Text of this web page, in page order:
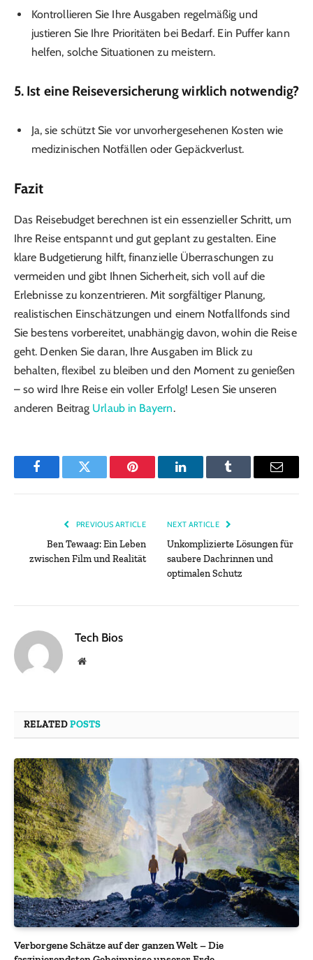
Kontrollieren Sie Ihre Ausgaben regelmäßig und
justieren Sie Ihre Prioritäten bei Bedarf. Ein Puffer kann
helfen, solche Situationen zu meistern.
5. Ist eine Reiseversicherung wirklich notwendig?
Ja, sie schützt Sie vor unvorhergesehenen Kosten wie
medizinischen Notfällen oder Gepäckverlust.
Fazit
Das Reisebudget berechnen ist ein essenzieller Schritt, um
Ihre Reise entspannt und gut geplant zu gestalten. Eine
klare Budgetierung hilft, finanzielle Überraschungen zu
vermeiden und gibt Ihnen Sicherheit, sich voll auf die
Erlebnisse zu konzentrieren. Mit sorgfältiger Planung,
realistischen Einschätzungen und einem Notfallfonds sind
Sie bestens vorbereitet, unabhängig davon, wohin die Reise
geht. Denken Sie daran, Ihre Ausgaben im Blick zu
behalten, flexibel zu bleiben und den Moment zu genießen
– so wird Ihre Reise ein voller Erfolg! Lesen Sie unseren
anderen Beitrag Urlaub in Bayern.
FacebookTwitter Pinterest LinkedInTumblr Email
PREVIOUS ARTICLE
Ben Tewaag: Ein Leben
zwischen Film und Realität
NEXT ARTICLE
Unkomplizierte Lösungen für
saubere Dachrinnen und
optimalen Schutz
Tech Bios
Website
RELATEDPOSTS
Verborgene Schätze auf der ganzen Welt – Die